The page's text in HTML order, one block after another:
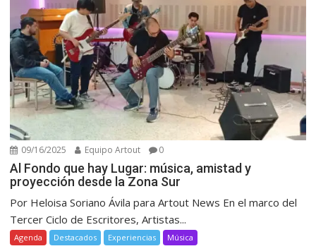
09/16/2025 Equipo Artout 0
Al Fondo que hay Lugar: música, amistad y
proyección desde la Zona Sur
Por Heloisa Soriano Ávila para Artout News En el marco del
Tercer Ciclo de Escritores, Artistas...
Agenda Destacados Experiencias Música